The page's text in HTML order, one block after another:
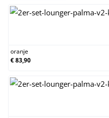
oranje
€ 83,90